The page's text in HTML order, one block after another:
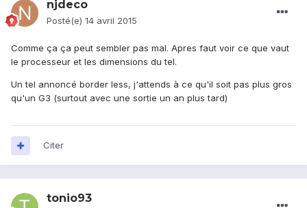
njdeco
Posté(e) 14 avril 2015
Comme ça ça peut sembler pas mal. Apres faut voir ce que vaut
le processeur et les dimensions du tel.
Un tel annoncé border less, j'attends à ce qu'il soit pas plus gros
qu'un G3 (surtout avec une sortie un an plus tard)
Citer
tonio93